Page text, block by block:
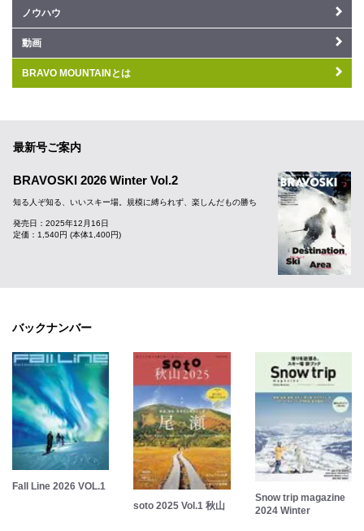
ノウハウ
動画
BRAVO MOUNTAINとは
最新号ご案内
BRAVOSKI 2026 Winter Vol.2
知る人ぞ知る、いいスキー場。規模に縛られず、楽しんだもの勝ち
発売日：2025年12月16日
定価：1,540円 (本体1,400円)
バックナンバー
Fall Line 2026 VOL.1
soto 2025 Vol.1 秋山
Snow trip magazine
2024 Winter